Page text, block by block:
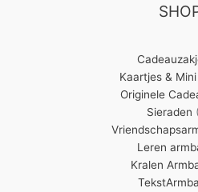
Kaartjes &
Originele
Sieraden
Leren
Kralen